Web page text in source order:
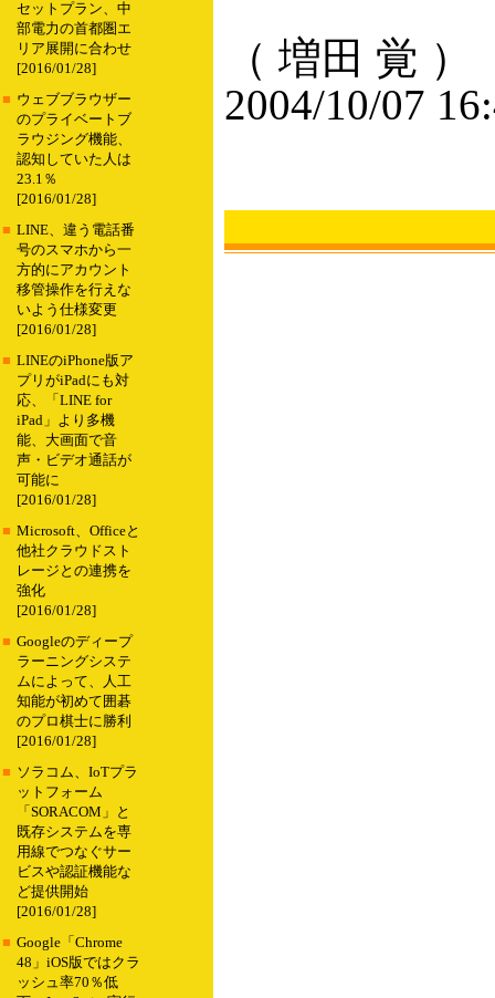
セットプラン、中
部電力の首都圏エ
リア展開に合わせ
[2016/01/28]
■ ウェブブラウザー
のプライベートブ
ラウジング機能、
認知していた人は
23.1％
[2016/01/28]
■ LINE、違う電話番
号のスマホから一
方的にアカウント
移管操作を行えな
いよう仕様変更
[2016/01/28]
■ LINEのiPhone版ア
プリがiPadにも対
応、「LINE for
iPad」より多機
能、大画面で音
声・ビデオ通話が
可能に
[2016/01/28]
■ Microsoft、Officeと
他社クラウドスト
レージとの連携を
強化
[2016/01/28]
■ Googleのディープ
ラーニングシステ
ムによって、人工
知能が初めて囲碁
のプロ棋士に勝利
[2016/01/28]
■ ソラコム、IoTプラ
ットフォーム
「SORACOM」と
既存システムを専
用線でつなぐサー
ビスや認証機能な
ど提供開始
[2016/01/28]
■ Google「Chrome
48」iOS版ではクラ
ッシュ率70％低
（ 増田 覚 ）
2004/10/07